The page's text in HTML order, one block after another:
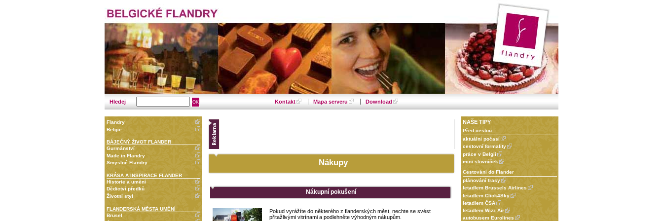
Hledej Kontakt Mapa serveru Download
Flandry
Belgie
BÁJEČNÝ ŽIVOT FLANDER
Gurmánství
Made in Flandry
Smyslné Flandry
KRÁSA A INSPIRACE FLANDER
Historie a umění
Dědictví předků
Životní styl
FLANDERSKÁ MĚSTA UMĚNÍ
Brusel
Nákupy
Nákupní pokušení
Pokud vyrážíte do některého z flanderských měst, nechte se svést
přitažlivými vitrínami a podlehněte výhodným nákupům.
NAŠE TIPY
Před cestou
aktuální počasí
cestovní formality
práce v Belgii
mini slovníček
Cestování do Flander
plánování trasy
letadlem Brussels Airlines
letadlem Click4Sky
letadlem ČSA
letadlem Wizz Air
autobusem Eurolines